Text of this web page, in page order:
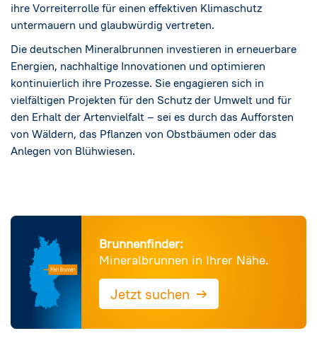
ihre Vorreiterrolle für einen effektiven Klimaschutz
untermauern und glaubwürdig vertreten.
Die deutschen Mineralbrunnen investieren in erneuerbare
Energien, nachhaltige Innovationen und optimieren
kontinuierlich ihre Prozesse. Sie engagieren sich in
vielfältigen Projekten für den Schutz der Umwelt und für
den Erhalt der Artenvielfalt – sei es durch das Aufforsten
von Wäldern, das Pflanzen von Obstbäumen oder das
Anlegen von Blühwiesen.
Brunnenfinder:
Mineralbrunnen in Ihrer Nähe.
Jetzt suchen →